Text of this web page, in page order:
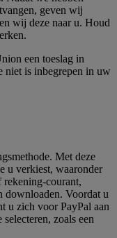
geven wij
wij deze naar u. Houd
een toeslag in
niet is inbegrepen in uw
Met deze
u verkiest, waaronder
courant,
downloaden. Voordat u
u zich voor PayPal aan
zoals een